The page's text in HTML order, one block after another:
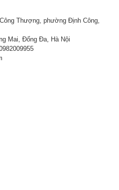
Thượng, phường Định Công,
Mai, Đống Đa, Hà Nội